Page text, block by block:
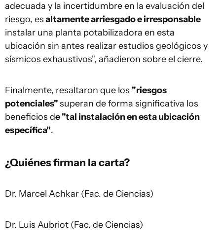
adecuada y la incertidumbre en la evaluación del
riesgo, esaltamente arriesgado e irresponsable
instalar una planta potabilizadora en esta
ubicación sin antes realizar estudios geológicos y
sísmicos exhaustivos", añadieron sobre el cierre.
Finalmente, resaltaron que los "riesgos
potenciales"superan de forma significativa los
beneficios de "tal instalación en esta ubicación
específica".
¿Quiénes firman la carta?
Dr. Marcel Achkar (Fac. de Ciencias)
Dr. Luis Aubriot (Fac. de Ciencias)